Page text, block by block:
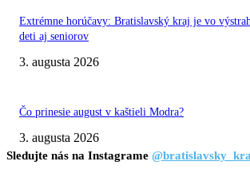
Extrémne horúčavy: Bratislavský kraj je vo
deti aj seniorov
3. augusta 2026
Čo prinesie august v kaštieli Modra?
3. augusta 2026
Sledujte nás na Instagrame